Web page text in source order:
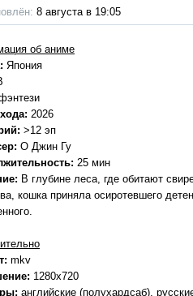
8 августа в 19:05
об аниме
Япония
2026
>12 эп
О Джин Гу
25 мин
В глубине леса, где обитают
кошка приняла осиротевшего
mkv
1280x720
английские (полухардсаб),